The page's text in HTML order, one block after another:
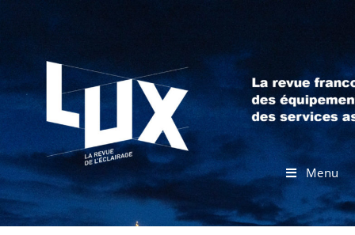
Menu